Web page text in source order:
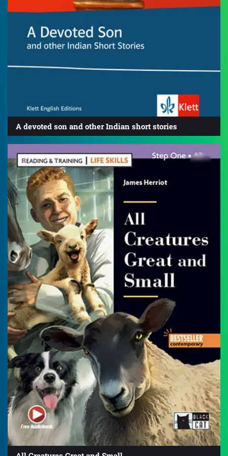
A devoted son and other Indian short stories